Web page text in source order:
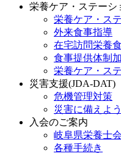
栄養ケア・ステーシ
栄養ケア・ス
外来食事指導
在宅訪問栄養
食事提供体制
栄養ケア・ス
災害支援(JDA-DAT)
危機管理対策
災害に備えよう
入会のご案内
岐阜県栄養士
各種手続き